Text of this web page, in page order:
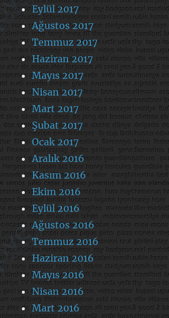
Eylül 2017
Ağustos 2017
Temmuz 2017
Haziran 2017
Mayıs 2017
Nisan 2017
Mart 2017
Şubat 2017
Ocak 2017
Aralık 2016
Kasım 2016
Ekim 2016
Eylül 2016
Ağustos 2016
Temmuz 2016
Haziran 2016
Mayıs 2016
Nisan 2016
Mart 2016